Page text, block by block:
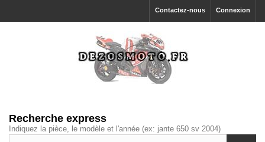
Connexion
Contactez-nous
Recherche express
Indiquez la pièce, le modèle et l'année (ex: jante 650 sv 2004)